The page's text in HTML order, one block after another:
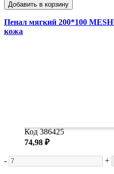
Добавить в корзину
Пенал мягкий 200*100
кожа
Код 386425
74,98 ₽
- +